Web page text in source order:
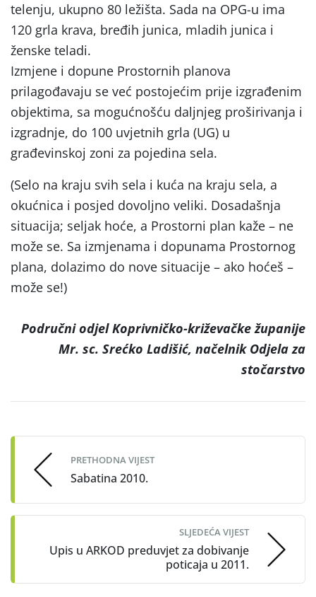
telenju, ukupno 80 ležišta. Sada na OPG-u ima
120 grla krava, bređih junica, mladih junica i
ženske teladi.
Izmjene i dopune Prostornih planova
prilagođavaju se već postojećim prije izgrađenim
objektima, sa mogućnošću daljnjeg proširivanja i
izgradnje, do 100 uvjetnih grla (UG) u
građevinskoj zoni za pojedina sela.
(Selo na kraju svih sela i kuća na kraju sela, a
okućnica i posjed dovoljno veliki. Dosadašnja
situacija; seljak hoće, a Prostorni plan kaže – ne
može se. Sa izmjenama i dopunama Prostornog
plana, dolazimo do nove situacije – ako hoćeš –
može se!)
Područni odjel Koprivničko-križevačke županije
Mr. sc. Srećko Ladišić, načelnik Odjela za
stočarstvo
navigation
PRETHODNA VIJEST
Sabatina 2010.
SLJEDEĆA VIJEST
Upis u ARKOD preduvjet za dobivanje
poticaja u 2011.